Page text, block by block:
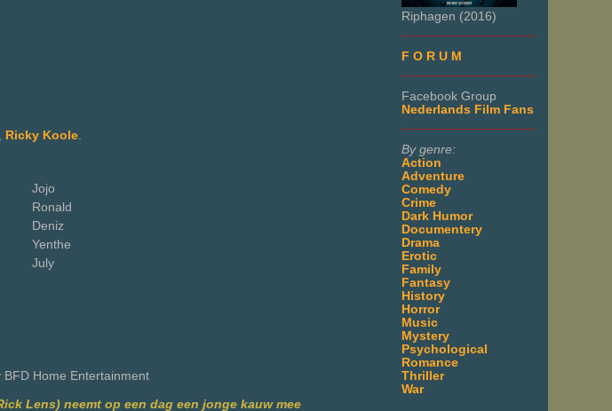
Riphagen (2016)
F O R U M
Facebook Group
Nederlands Film Fans
By genre:
Action
Adventure
Comedy
Crime
Dark Humor
Documentery
Drama
Erotic
Family
Fantasy
History
Horror
Music
Mystery
Psychological
Romance
Thriller
War
Ricky Koole
Jojo
Ronald
Deniz
Yenthe
July
Home Entertainment
Lens) neemt op een dag een jonge kauw mee